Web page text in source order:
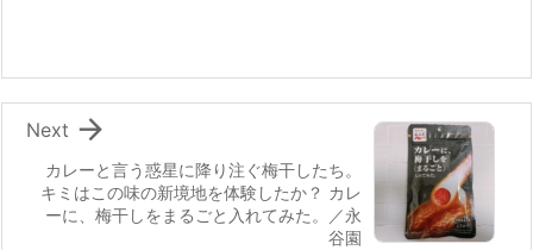
カレーと言う惑星に降り注ぐ梅干したち。
キミはこの味の新境地を体験したか？ カレ
ーに、梅干しをまるごと入れてみた。／永
谷園

Next